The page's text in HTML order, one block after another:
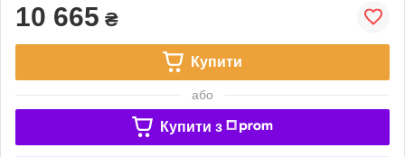
10 665 ₴
Купити
або
Купити з